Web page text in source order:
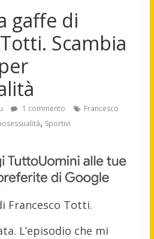
gaffe di
Scambia
1 commento
Francesco
, Sportivi
Francesco Totti.
L’episodio che mi